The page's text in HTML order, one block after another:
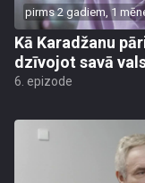
pirms 2 gadiem, 1
Kā Karadžanu
dzīvojot savā
6. epizode